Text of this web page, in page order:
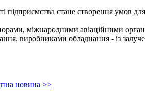
стане створення умов
міжнародними авіаційними
виробниками обладнання - із
новина >>